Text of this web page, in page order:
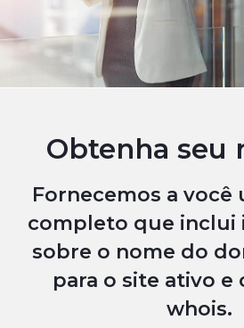
Obtenha seu
Fornecemos a
completo que inclui
sobre o nome do
para o site ativo e
whois.